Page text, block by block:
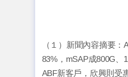
（１）新聞內容摘要
83%，mSAP成800G
ABF新客戶，欣興則受